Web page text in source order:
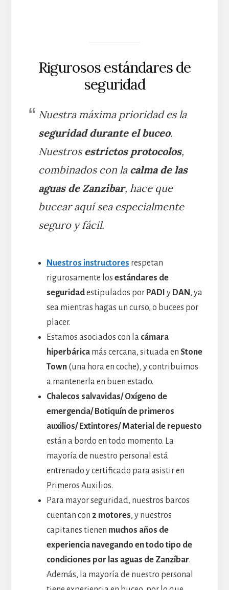
Rigurosos estándares de
seguridad
Nuestra máxima prioridad es la
seguridad durante el buceo.
Nuestrosestrictos protocolos,
combinados con la calma de las
aguas de Zanzibar, hace que
bucear aquí sea especialmente
seguro y fácil.
Nuestros instructores respetan
rigurosamente los estándares de
seguridadestipulados por PADI y DAN , ya
sea mientras hagas un curso, o bucees por
placer.
Estamos asociados con la cámara
hiperbáricamás cercana, situada en Stone
Town(una hora en coche), y contribuimos
a mantenerla en buen estado.
Chalecos salvavidas/ Oxígeno de
emergencia/ Botiquín de primeros
auxilios/ Extintores/ Material de repuesto
están a bordo en todo momento. La
mayoría de nuestro personal está
entrenado y certificado para asistir en
Primeros Auxilios.
Para mayor seguridad, nuestros barcos
cuentan con 2 motores, y nuestros
capitanes tienen muchos años de
experiencia navegando en todo tipo de
condiciones por las aguas de Zanzíbar.
Además, la mayoría de nuestro personal